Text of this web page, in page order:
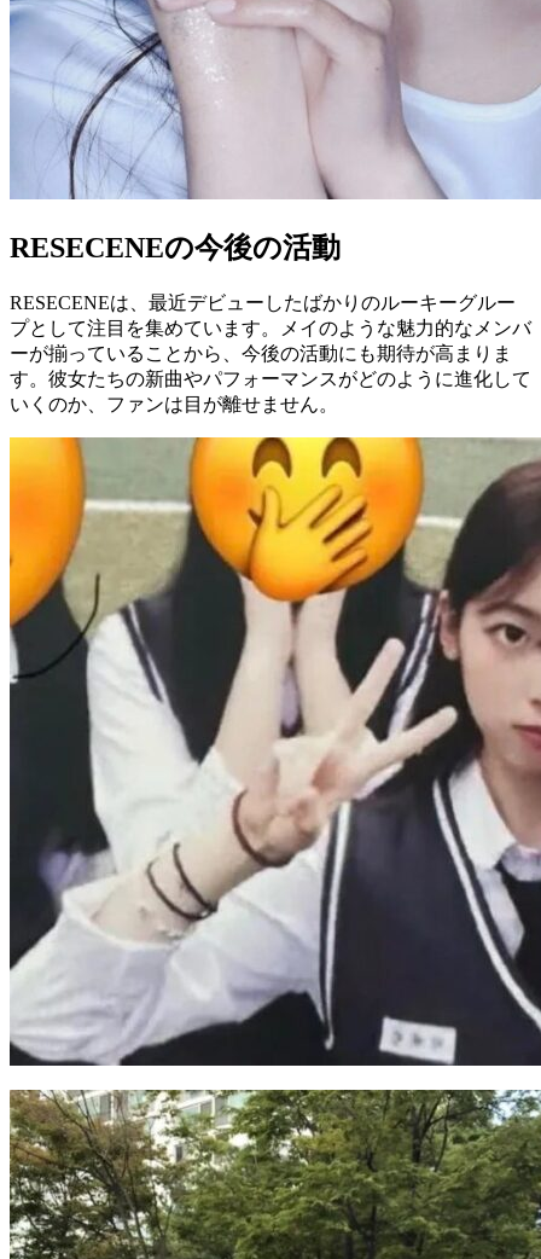
RESECENEの今後の活動
RESECENEは、最近デビューしたばかりのルーキーグルー
プとして注目を集めています。メイのような魅力的なメンバ
ーが揃っていることから、今後の活動にも期待が高まりま
す。彼女たちの新曲やパフォーマンスがどのように進化して
いくのか、ファンは目が離せません。